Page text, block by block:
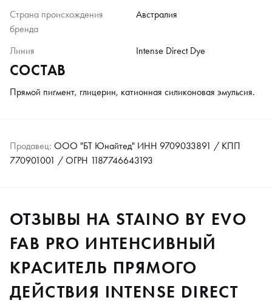
Страна происхождения
бренда
Австралия
Линия Intense Direct Dye
СОСТАВ
Прямой пигмент, глицерин, катионная силиконовая эмульсия.
Продавец: ООО "БТ Юнайтед" ИНН 9709033891 / КПП
770901001 / ОГРН 1187746643193
ОТЗЫВЫ НА STAINO BY EVO
FAB PRO ИНТЕНСИВНЫЙ
КРАСИТЕЛЬ ПРЯМОГО
ДЕЙСТВИЯ INTENSE DIRECT